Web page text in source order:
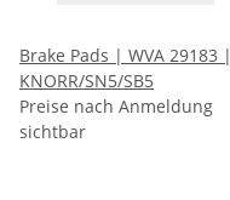
Brake Pads | WVA 29183 |
KNORR/SN5/SB5
Preise nach Anmeldung
sichtbar